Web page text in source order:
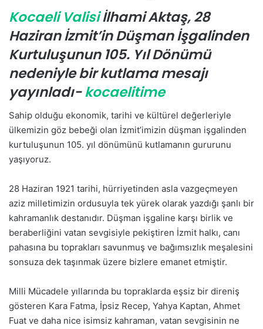
a
g
ö
d
e
m
e
k
Kocaeli Valisiİlhami Aktaş, 28
Haziran İzmit’in Düşman İşgalinden
Kurtuluşunun 105. Yıl Dönümü
nedeniyle bir kutlama mesajı
yayınladı-kocaelitime
Sahip olduğu ekonomik, tarihi ve kültürel değerleriyle
ülkemizin göz bebeği olan İzmit’imizin düşman işgalinden
kurtuluşunun 105. yıl dönümünü kutlamanın gururunu
yaşıyoruz.
28 Haziran 1921 tarihi, hürriyetinden asla vazgeçmeyen
aziz milletimizin ordusuyla tek yürek olarak yazdığı şanlı bir
kahramanlık destanıdır. Düşman işgaline karşı birlik ve
beraberliğini vatan sevgisiyle pekiştiren İzmit halkı, canı
pahasına bu toprakları savunmuş ve bağımsızlık meşalesini
sonsuza dek taşınmak üzere bizlere emanet etmiştir.
Milli Mücadele yıllarında bu topraklarda eşsiz bir direniş
gösteren Kara Fatma, İpsiz Recep, Yahya Kaptan, Ahmet
Fuat ve daha nice isimsiz kahraman, vatan sevgisinin ne